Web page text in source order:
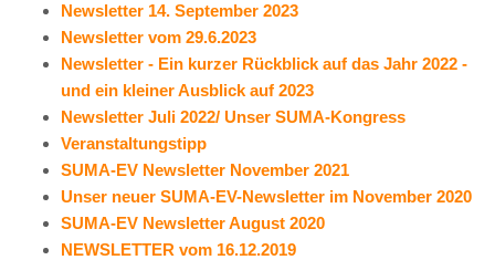
Newsletter 14. September 2023
Newsletter vom 29.6.2023
Newsletter - Ein kurzer Rückblick auf das Jahr 2022 -
und ein kleiner Ausblick auf 2023
Newsletter Juli 2022/ Unser SUMA-Kongress
Veranstaltungstipp
SUMA-EV Newsletter November 2021
Unser neuer SUMA-EV-Newsletter im November 2020
SUMA-EV Newsletter August 2020
NEWSLETTER vom 16.12.2019